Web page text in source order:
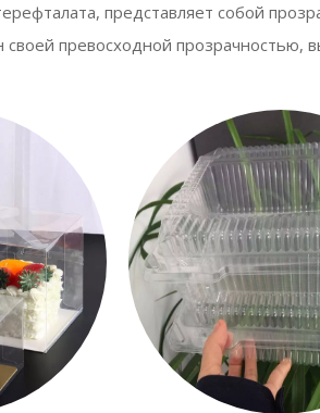
представляет собой
превосходной прозрачностью,